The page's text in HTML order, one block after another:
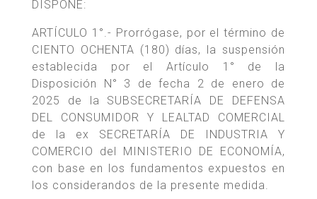
DISPONE:
ARTÍCULO 1°.- Prorrógase, por el término de
CIENTO OCHENTA (180) días, la suspensión
establecida por el Artículo 1° de la
Disposición N° 3 de fecha 2 de enero de
2025 de la SUBSECRETARÍA DE DEFENSA
DEL CONSUMIDOR Y LEALTAD COMERCIAL
de la ex SECRETARÍA DE INDUSTRIA Y
COMERCIO del MINISTERIO DE ECONOMÍA,
con base en los fundamentos expuestos en
los considerandos de la presente medida.